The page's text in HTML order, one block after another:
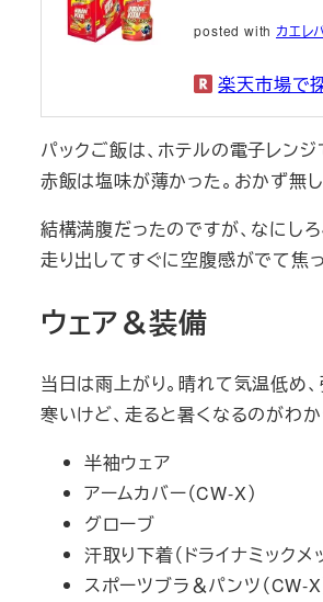
posted with カエレ
楽天市場で
パックご飯は、ホテルの電子レン
赤飯は塩味が薄かった。おかず無
結構満腹だったのですが、なにし
走り出してすぐに空腹感がでて焦
ウェア＆装備
当日は雨上がり。晴れて気温低め
寒いけど、走ると暑くなるのがわ
半袖ウェア
アームカバー（CW-X）
グローブ
汗取り下着（ドライナミックメ
スポーツブラ＆パンツ（CW-X